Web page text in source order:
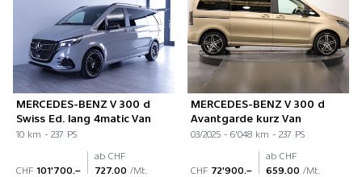
MERCEDES-BENZ V 300 d
Swiss Ed. lang 4matic Van
10 km - 237 PS
CHF 101'700.–
ab CHF
727.00 /Mt.
MERCEDES-BENZ V 300 d
Avantgarde kurz Van
03/2025 - 6'048 km - 237 PS
CHF 72'900.–
ab CHF
659.00 /Mt.